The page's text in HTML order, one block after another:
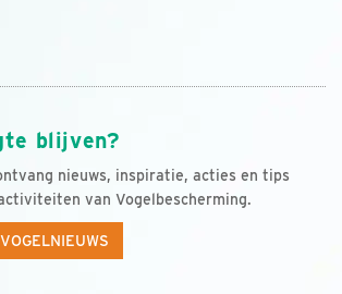
blijven?
nieuws, inspiratie, acties en tips
van Vogelbescherming.